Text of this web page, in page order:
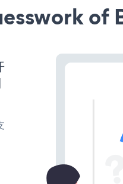
of